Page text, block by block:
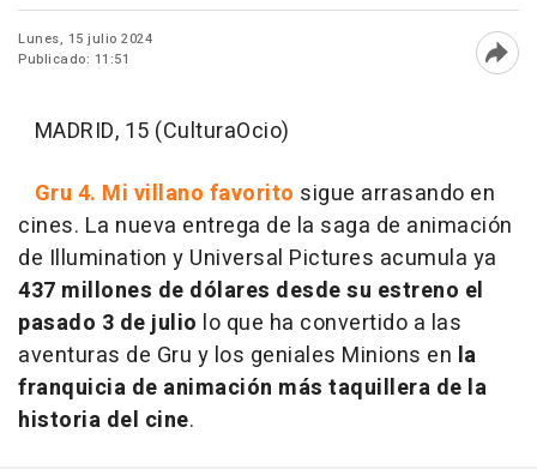
Lunes, 15 julio 2024
Publicado: 11:51
MADRID, 15 (CulturaOcio)
Gru 4. Mi villano favorito sigue arrasando en
cines. La nueva entrega de la saga de animación
de Illumination y Universal Pictures acumula ya
437 millones de dólares desde su estreno el
pasado 3 de julio lo que ha convertido a las
aventuras de Gru y los geniales Minions en la
franquicia de animación más taquillera de la
historia del cine.